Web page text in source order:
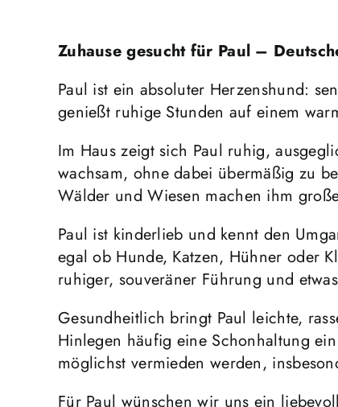
Zuhause gesucht für Paul –
Paul ist ein absoluter Herzenshund:
genießt ruhige Stunden auf einem
Im Haus zeigt sich Paul ruhig,
wachsam, ohne dabei übermäßig zu
Wälder und Wiesen machen ihm
Paul ist kinderlieb und kennt den
egal ob Hunde, Katzen, Hühner oder
ruhiger, souveräner Führung und
Gesundheitlich bringt Paul leichte,
Hinlegen häufig eine Schonhaltung
möglichst vermieden werden,
Für Paul wünschen wir uns ein